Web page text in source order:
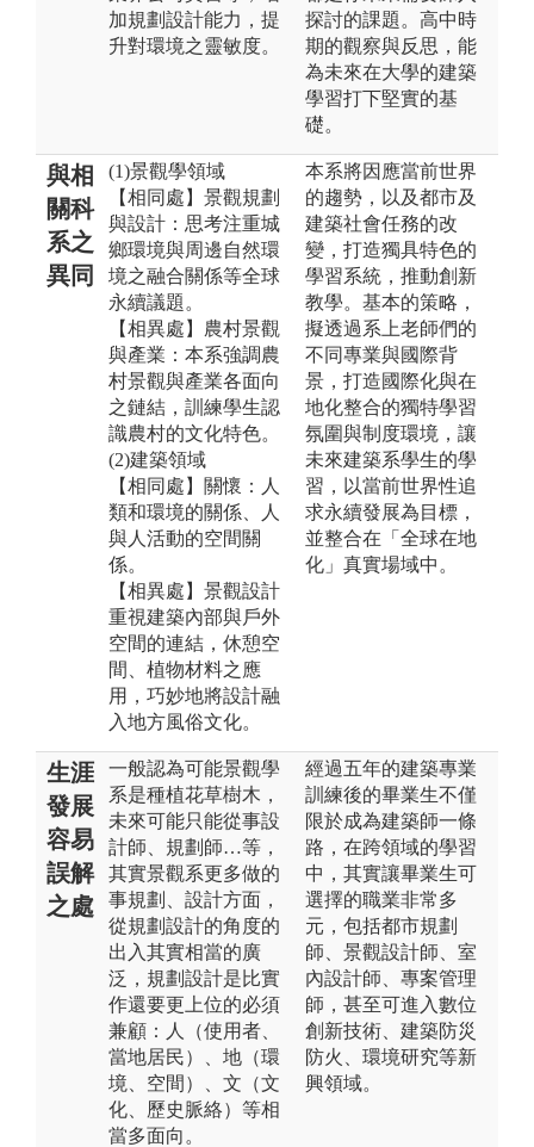
加規劃設計能力，提
升對環境之靈敏度。
探討的課題。高中時
期的觀察與反思，能
為未來在大學的建築
學習打下堅實的基
礎。
與相
關科
系之
異同
(1)景觀學領域
【相同處】景觀規劃
與設計：思考注重城
鄉環境與周邊自然環
境之融合關係等全球
永續議題。
【相異處】農村景觀
與產業：本系強調農
村景觀與產業各面向
之鏈結，訓練學生認
識農村的文化特色。
(2)建築領域
【相同處】關懷：人
類和環境的關係、人
與人活動的空間關
係。
【相異處】景觀設計
重視建築內部與戶外
空間的連結，休憩空
間、植物材料之應
用，巧妙地將設計融
入地方風俗文化。
本系將因應當前世界
的趨勢，以及都市及
建築社會任務的改
變，打造獨具特色的
學習系統，推動創新
教學。基本的策略，
擬透過系上老師們的
不同專業與國際背
景，打造國際化與在
地化整合的獨特學習
氛圍與制度環境，讓
未來建築系學生的學
習，以當前世界性追
求永續發展為目標，
並整合在「全球在地
化」真實場域中。
生涯
發展
容易
誤解
之處
一般認為可能景觀學
系是種植花草樹木，
未來可能只能從事設
計師、規劃師…等，
其實景觀系更多做的
事規劃、設計方面，
從規劃設計的角度的
出入其實相當的廣
泛，規劃設計是比實
作還要更上位的必須
兼顧：人（使用者、
當地居民）、地（環
境、空間）、文（文
化、歷史脈絡）等相
當多面向。
經過五年的建築專業
訓練後的畢業生不僅
限於成為建築師一條
路，在跨領域的學習
中，其實讓畢業生可
選擇的職業非常多
元，包括都市規劃
師、景觀設計師、室
內設計師、專案管理
師，甚至可進入數位
創新技術、建築防災
防火、環境研究等新
興領域。